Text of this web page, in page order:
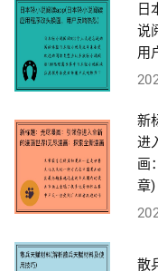
日
说
用
新
进
画
章)
散